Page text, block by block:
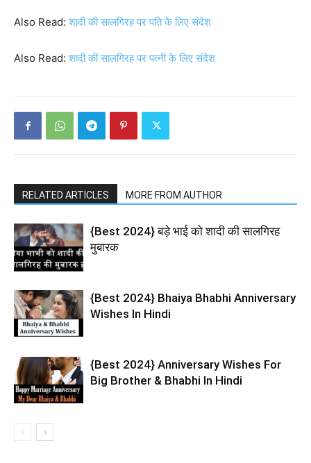
Also Read:शादी की सालगिरह पर पति के लिए संदेश
Also Read:शादी की सालगिरह पर पत्नी के लिए संदेश
RELATED ARTICLES MORE FROM AUTHOR
{Best 2024} बड़े भाई को शादी की सालगिरह
मुबारक
{Best 2024} Bhaiya Bhabhi Anniversary
Wishes In Hindi
{Best 2024} Anniversary Wishes For
Big Brother & Bhabhi In Hindi